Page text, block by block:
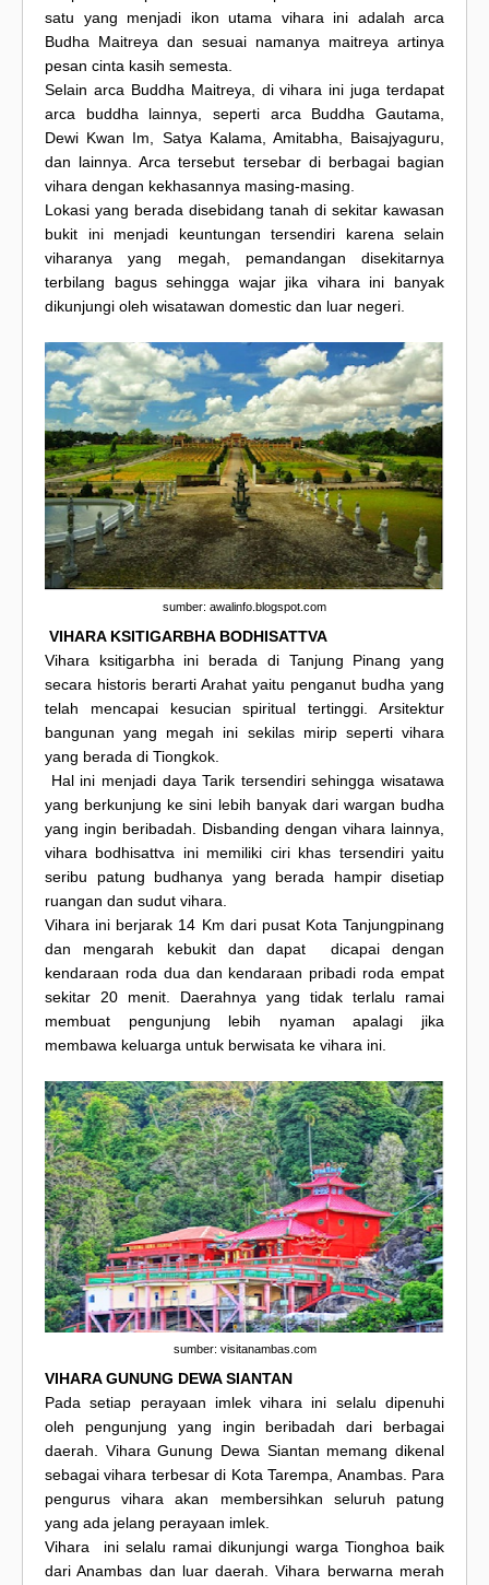
satu yang menjadi ikon utama vihara ini adalah arca
Budha Maitreya dan sesuai namanya maitreya artinya
pesan cinta kasih semesta.
Selain arca Buddha Maitreya, di vihara ini juga terdapat
arca buddha lainnya, seperti arca Buddha Gautama,
Dewi Kwan Im, Satya Kalama, Amitabha, Baisajyaguru,
dan lainnya. Arca tersebut tersebar di berbagai bagian
vihara dengan kekhasannya masing-masing.
Lokasi yang berada disebidang tanah di sekitar kawasan
bukit ini menjadi keuntungan tersendiri karena selain
viharanya yang megah, pemandangan disekitarnya
terbilang bagus sehingga wajar jika vihara ini banyak
dikunjungi oleh wisatawan domestic dan luar negeri.
sumber: awalinfo.blogspot.com
VIHARA KSITIGARBHA BODHISATTVA
Vihara ksitigarbha ini berada di Tanjung Pinang yang
secara historis berarti Arahat yaitu penganut budha yang
telah mencapai kesucian spiritual tertinggi. Arsitektur
bangunan yang megah ini sekilas mirip seperti vihara
yang berada di Tiongkok.
Hal ini menjadi daya Tarik tersendiri sehingga wisatawa
yang berkunjung ke sini lebih banyak dari wargan budha
yang ingin beribadah. Disbanding dengan vihara lainnya,
vihara bodhisattva ini memiliki ciri khas tersendiri yaitu
seribu patung budhanya yang berada hampir disetiap
ruangan dan sudut vihara.
Vihara ini berjarak 14 Km dari pusat Kota Tanjungpinang
dan mengarah kebukit dan dapat dicapai dengan
kendaraan roda dua dan kendaraan pribadi roda empat
sekitar 20 menit. Daerahnya yang tidak terlalu ramai
membuat pengunjung lebih nyaman apalagi jika
membawa keluarga untuk berwisata ke vihara ini.
sumber: visitanambas.com
VIHARA GUNUNG DEWA SIANTAN
Pada setiap perayaan imlek vihara ini selalu dipenuhi
oleh pengunjung yang ingin beribadah dari berbagai
daerah. Vihara Gunung Dewa Siantan memang dikenal
sebagai vihara terbesar di Kota Tarempa, Anambas. Para
pengurus vihara akan membersihkan seluruh patung
yang ada jelang perayaan imlek.
Vihara ini selalu ramai dikunjungi warga Tionghoa baik
dari Anambas dan luar daerah. Vihara berwarna merah